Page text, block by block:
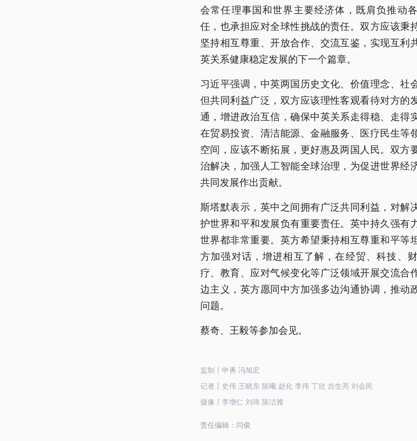
会常任理事国和世界主要经济体，既肩负推动
任，也承担应对全球性挑战的责任。双方应该秉
坚持相互尊重、开放合作、交流互鉴，实现互利
英关系健康稳定发展的下一个篇章。
习近平强调，中英两国历史文化、价值理念、社
但共同利益广泛，双方应该理性客观看待对方的
通，增进政治互信，确保中英关系走得稳、走得
在贸易投资、清洁能源、金融服务、医疗民生等
空间，应该不断拓展，更好惠及两国人民。双方
治解决，加强人工智能全球治理，为促进世界经
共同发展作出贡献。
斯塔默表示，英中之间拥有广泛共同利益，对解
护世界和平和发展负有重要责任。英中持久强有
世界都非常重要。英方希望秉持相互尊重和平等
方加强对话，增进相互了解，在经贸、科技、
疗、教育、应对气候变化等广泛领域开展交流合
边主义，英方愿同中方加强多边沟通协调，推动
问题。
蔡奇、王毅等参加会见。
监制丨申勇 冯旭宏
记者丨史伟 王晓东 陈曦 赵化 李伟 丁欣 吉生亮 刘会民
摄像丨李增仁 刘琦 陈洁雅
责任编辑： 闫俊